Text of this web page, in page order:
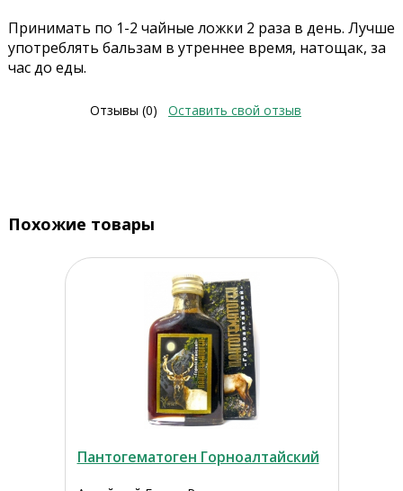
Принимать по 1-2 чайные ложки 2 раза в день. Лучше
употреблять бальзам в утреннее время, натощак, за
час до еды.
Отзывы (0) Оставить свой отзыв
Похожие товары
Пантогематоген Горноалтайский